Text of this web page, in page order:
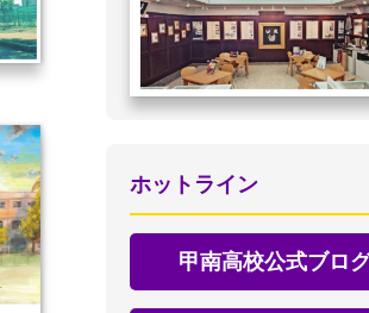
ホットライン
甲南高校公式ブロ